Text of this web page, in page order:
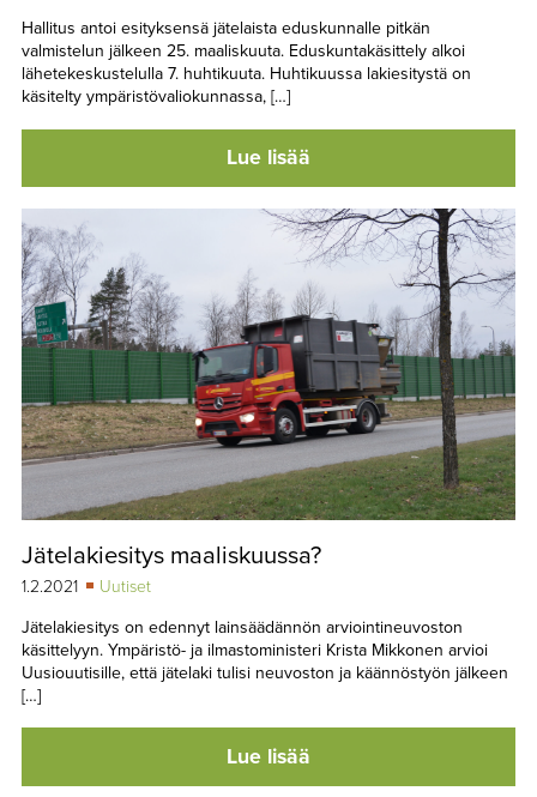
Hallitus antoi esityksensä jätelaista eduskunnalle pitkän
valmistelun jälkeen 25. maaliskuuta. Eduskuntakäsittely alkoi
lähetekeskustelulla 7. huhtikuuta. Huhtikuussa lakiesitystä on
käsitelty ympäristövaliokunnassa, […]
Lue lisää
Jätelakiesitys maaliskuussa?
1.2.2021
Uutiset
Jätelakiesitys on edennyt lainsäädännön arviointineuvoston
käsittelyyn. Ympäristö- ja ilmastoministeri Krista Mikkonen arvioi
Uusiouutisille, että jätelaki tulisi neuvoston ja käännöstyön jälkeen
[…]
Lue lisää